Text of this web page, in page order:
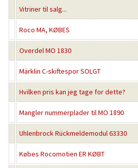
Vitriner til salg...
Roco MA, KØBES
Overdel MO 1830
Märklin C-skiftespor SOLGT
Hvilken pris kan jeg tage for dette?
Mangler nummerplader til MO 1890
Uhlenbrock Rückmeldemodul 63330
Købes Rocomotien ER KØBT